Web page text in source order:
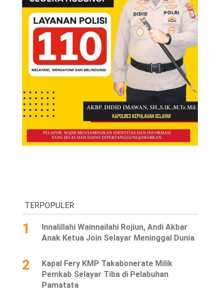
TERPOPULER
1
Innalillahi Wainnailahi Rojiun, Andi Akbar
Anak Ketua Join Selayar Meninggal Dunia
2
Kapal Fery KMP Takabonerate Milik
Pemkab Selayar Tiba di Pelabuhan
Pamatata